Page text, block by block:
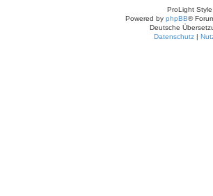
ProLight
Powered by phpBB®
Deutsche
Datenschutz|